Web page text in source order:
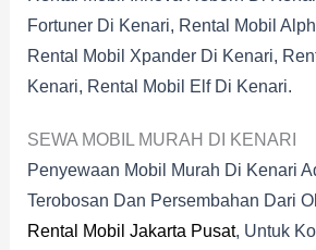
Fortuner Di Kenari, Rental Mobil
Rental Mobil Xpander Di Kenari,
Kenari, Rental Mobil Elf Di Kenari.
SEWA MOBIL MURAH DI KENARI
Penyewaan Mobil Murah Di Kenari
Terobosan Dan Persembahan Dari
Rental Mobil Jakarta Pusat, Untuk